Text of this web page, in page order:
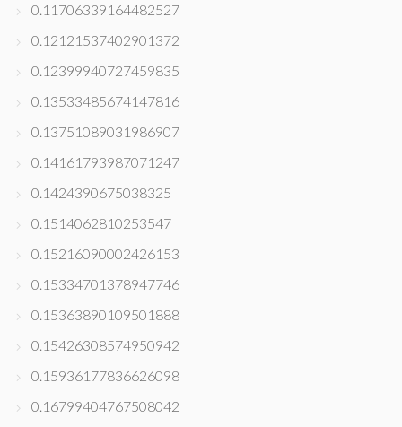
0.11706339164482527
0.12121537402901372
0.12399940727459835
0.13533485674147816
0.13751089031986907
0.14161793987071247
0.1424390675038325
0.1514062810253547
0.15216090002426153
0.15334701378947746
0.15363890109501888
0.15426308574950942
0.15936177836626098
0.16799404767508042